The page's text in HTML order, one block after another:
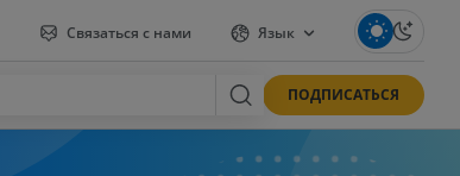
Связаться с нами Язык
ПОДПИСАТЬСЯ